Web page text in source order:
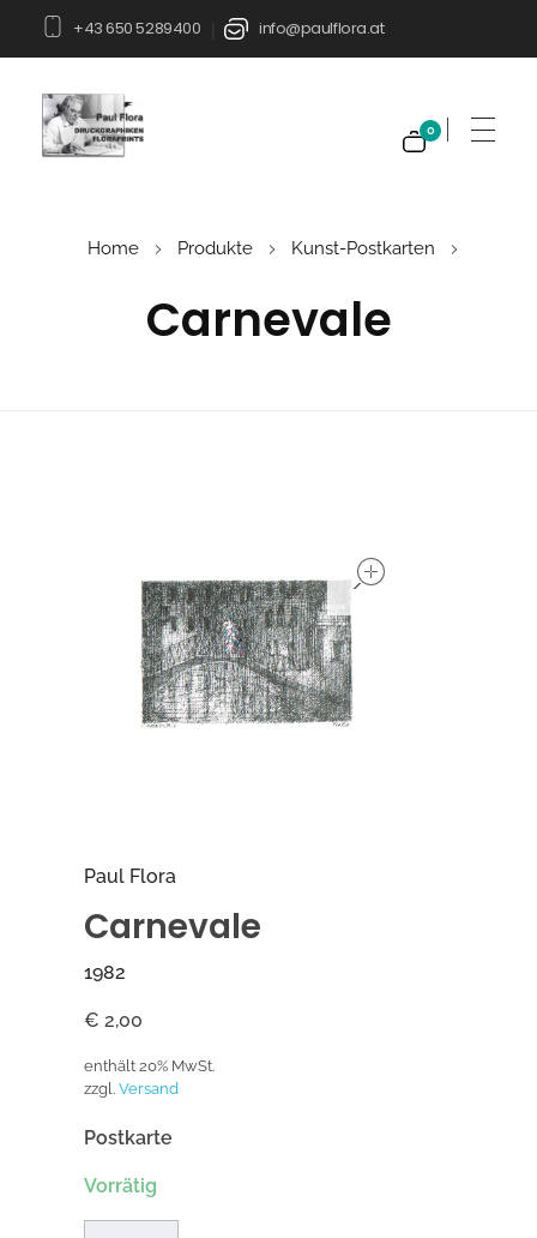
+43 650 5289400 info@paulflora.at
0
Home Produkte Kunst-Postkarten
Carnevale
Paul Flora
Carnevale
1982
€ 2,00
enthält 20% MwSt.
zzgl. Versand
Postkarte
Vorrätig